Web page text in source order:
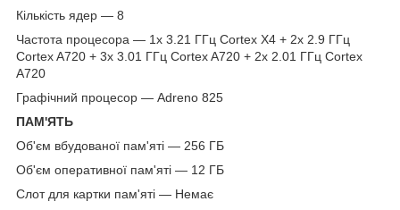
Кількість ядер — 8
Частота процесора — 1x 3.21 ГГц Cortex X4 + 2x 2.9 ГГц
Cortex A720 + 3x 3.01 ГГц Cortex A720 + 2x 2.01 ГГц Cortex
A720
Графічний процесор — Adreno 825
ПАМ'ЯТЬ
Об'єм вбудованої пам'яті — 256 ГБ
Об'єм оперативної пам'яті — 12 ГБ
Слот для картки пам'яті — Немає